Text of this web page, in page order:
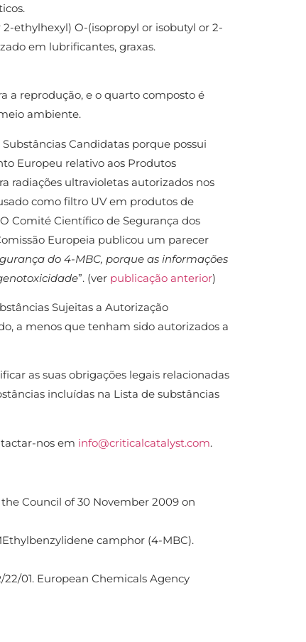
2-ethylhexyl) O-(isopropyl or isobutyl or 2-
em lubrificantes, graxas.
a reprodução, e o quarto composto é
ambiente.
Candidatas porque possui
Europeu relativo aos Produtos
radiações ultravioletas autorizados nos
como filtro UV em produtos de
Comité Científico de Segurança dos
Europeia publicou um parecer
do 4-MBC, porque as informações
”. (ver publicação anterior)
Sujeitas a Autorização
a menos que tenham sido autorizados a
as suas obrigações legais relacionadas
incluídas na Lista de substâncias
nos em info@criticalcatalyst.com.
Council of 30 November 2009 on
camphor (4-MBC).
01. European Chemicals Agency